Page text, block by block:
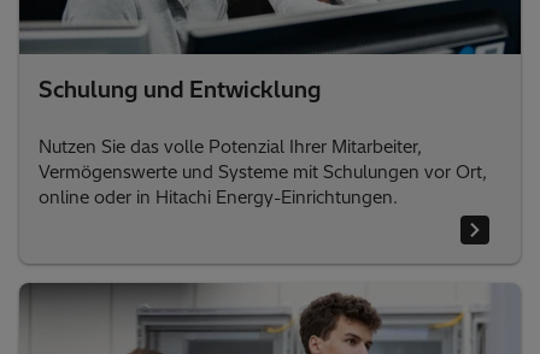
Schulung und Entwicklung
Nutzen Sie das volle Potenzial Ihrer Mitarbeiter,
Vermögenswerte und Systeme mit Schulungen vor Ort,
online oder in Hitachi Energy-Einrichtungen.